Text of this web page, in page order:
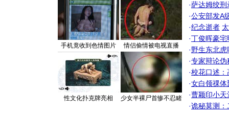
手机竟收到色情图片 情侣偷情被电视直播
性文化扑克牌亮相 少女半裸尸首惨不忍睹
·萨达姆绞刑
·公安部发A
·纪念逝者
·丁俊晖豪
·野生东北
·专家辩论伪
·校花口述：
·女白领祼体
·曹颖印小天
·诡秘莫测：